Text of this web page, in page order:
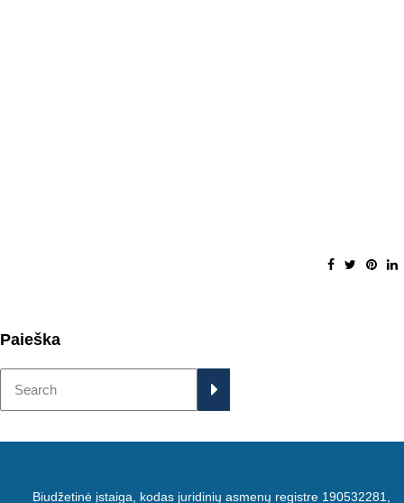
Paieška
Biudžetinė įstaiga, kodas juridinių asmenų registre 190532281,